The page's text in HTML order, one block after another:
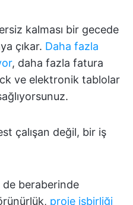
kalması bir gecede
çıkar. Daha fazla
, daha fazla fatura
ve elektronik tablolar
çalışan değil, bir iş
beraberinde
proje işbirliği